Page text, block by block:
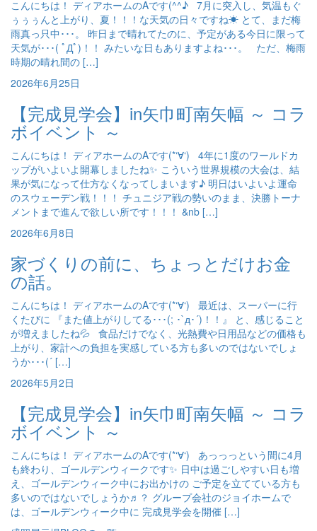
こんにちは！ ディアホームのAです(^^♪ 7月に突入し、気温もぐ
ぅぅぅんと上がり、夏！！！な天気の日々ですね☀ とて、まだ梅
雨真っ只中･･･。 昨日まで晴れてたのに、予定がある今日に限って
天気が･･･( ﾟДﾟ)！！ みたいな日もありますよね･･･。 ただ、梅雨
時期の晴れ間の […]
2026年6月25日
【完成見学会】in矢巾町南矢幅 ～ コラ
ボイベント ～
こんにちは！ ディアホームのAです(*‘∀‘) 4年に1度のワールドカ
ップがいよいよ開幕しましたね✨ こういう世界規模の大会は、結
果が気になって仕方なくなってしまいます♪ 明日はいよいよ運命
のスウェーデン戦！！！ チュニジア戦の勢いのまま、決勝トーナ
メントまで進んで欲しい所です！！！ &nb […]
2026年6月8日
家づくりの前に、ちょっとだけお金
の話。
こんにちは！ ディアホームのAです(*‘∀‘) 最近は、スーパーに行
くたびに 『また値上がりしてる･･･(; ･`д･´)！！』 と、感じること
が増えましたね💦 食品だけでなく、光熱費や日用品などの価格も
上がり、家計への負担を実感している方も多いのではないでしょ
うか･･･(´ […]
2026年5月2日
【完成見学会】in矢巾町南矢幅 ～ コラ
ボイベント ～
こんにちは！ ディアホームのAです(*‘∀‘) あっっっという間に4月
も終わり、ゴールデンウィークです✨ 日中は過ごしやすい日も増
え、ゴールデンウィーク中にお出かけの ご予定を立てている方も
多いのではないでしょうか♬？ グループ会社のジョイホームで
は、ゴールデンウィーク中に 完成見学会を開催 […]